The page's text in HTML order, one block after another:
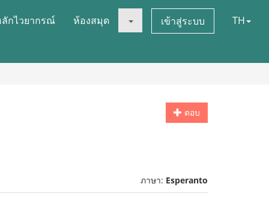
กไวยากรณ์ ห้องสมุด เข้าสู่ระบบ TH
ตอบ
ภาษา: Esperanto